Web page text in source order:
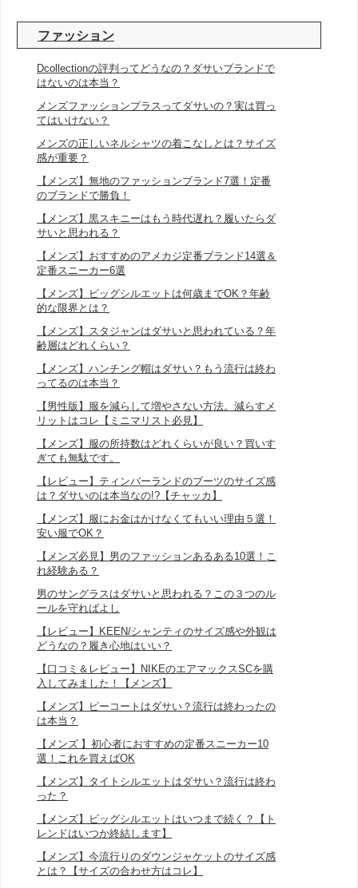
ファッション
Dcollectionの評判ってどうなの？ダサいブランドで
はないのは本当？
メンズファッションプラスってダサいの？実は買っ
てはいけない？
メンズの正しいネルシャツの着こなしとは？サイズ
感が重要？
【メンズ】無地のファッションブランド7選！定番
のブランドで勝負！
【メンズ】黒スキニーはもう時代遅れ？履いたらダ
サいと思われる？
【メンズ】おすすめのアメカジ定番ブランド14選＆
定番スニーカー6選
【メンズ】ビッグシルエットは何歳までOK？年齢
的な限界とは？
【メンズ】スタジャンはダサいと思われている？年
齢層はどれくらい？
【メンズ】ハンチング帽はダサい？もう流行は終わ
ってるのは本当？
【男性版】服を減らして増やさない方法。減らすメ
リットはコレ【ミニマリスト必見】
【メンズ】服の所持数はどれくらいが良い？買いす
ぎても無駄です。
【レビュー】ティンバーランドのブーツのサイズ感
は？ダサいのは本当なの!?【チャッカ】
【メンズ】服にお金はかけなくてもいい理由５選！
安い服でOK？
【メンズ必見】男のファッションあるある10選！こ
れ経験ある？
男のサングラスはダサいと思われる？この３つのル
ールを守ればよし
【レビュー】KEEN/シャンティのサイズ感や外観は
どうなの？履き心地はいい？
【口コミ＆レビュー】NIKEのエアマックスSCを購
入してみました！【メンズ】
【メンズ】ピーコートはダサい？流行は終わったの
は本当？
【メンズ 】初心者におすすめの定番スニーカー10
選！これを買えばOK
【メンズ】タイトシルエットはダサい？流行は終わ
った？
【メンズ】ビッグシルエットはいつまで続く？【ト
レンドはいつか終結します】
【メンズ】今流行りのダウンジャケットのサイズ感
とは？【サイズの合わせ方はコレ】